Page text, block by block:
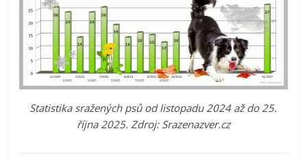
Statistika sražených psů od listopadu 2024 až do 25.
října 2025. Zdroj: Srazenazver.cz